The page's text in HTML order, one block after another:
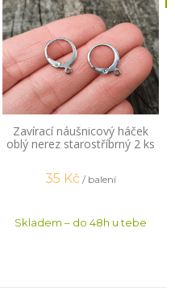
Zavírací náušnicový háček
oblý nerez starostříbrný 2 ks
35 Kč / balení
Skladem – do 48h u tebe